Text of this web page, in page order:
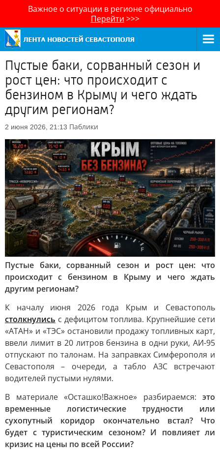
Важное о ситуации в регионе официально
Перейти >>>
Пустые баки, сорванный сезон и
рост цен: что происходит с
бензином в Крыму и чего ждать
другим регионам?
2 июня 2026, 21:13 Паблики
Пустые баки, сорванный сезон и рост цен: что
происходит с бензином в Крыму и чего ждать
другим регионам?
К началу июня 2026 года Крым и Севастополь
столкнулись с дефицитом топлива. Крупнейшие сети
«АТАН» и «ТЭС» остановили продажу топливных карт,
ввели лимит в 20 литров бензина в одни руки, АИ-95
отпускают по талонам. На заправках Симферополя и
Севастополя – очереди, а табло АЗС встречают
водителей пустыми нулями.
В материале «Осташко!Важное» разбираемся: это
временные логистические трудности или
сухопутный коридор окончательно встал? Что
будет с туристическим сезоном? И повлияет ли
кризис на цены по всей России?